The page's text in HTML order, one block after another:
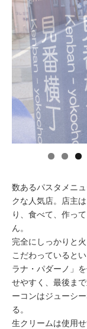
特集
連載
中央線フェス
イベント情報
おしらせ
数あるパスタメニ
クな人気店。店主
り、食べて、作っ
ん。
完全にしっかりと
こだわっていると
ラナ・パダーノ」
せやすく、最後ま
ーコンはジューシ
る。
生クリームは使用